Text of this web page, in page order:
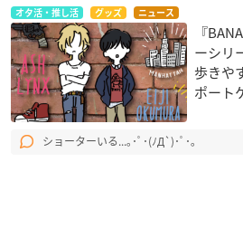
オタ活・推し活 グッズ ニュース
『
ーシリ
歩きや
ポート
ショーターいる...｡･ﾟ･(ﾉД`)･ﾟ･｡